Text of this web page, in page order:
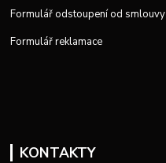
Formulář odstoupení od smlouvy
Formulář reklamace
KONTAKTY